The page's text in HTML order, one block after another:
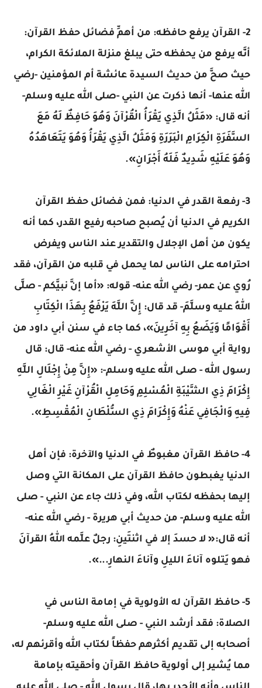
2- القرآن يرفع حافظه: من أهمِّ فضائل حفظ القرآن:
أنَّه يرفع من يحفظه حتى يبلغ منزلة الملائكة الكرام،
حيث صحَّ من حديث السيدة عائشة أم المؤمنين -رضي
الله عنها- أنها ذكرت عن النبي -صلى الله عليه وسلم-
أنه قال: «مَثَلُ الَّذِي يَقْرَأُ الْقُرْآنَ وَهُوَ حَافِظٌ لَهُ مَعَ
السَّفَرَةِ الْكِرَامِ الْبَرَرَةِ وَمَثَلُ الَّذِي يَقْرَأُ وَهُوَ يَتَعَاهَدُهُ
وَهُوَ عَلَيْهِ شَدِيدٌ فَلَهُ أَجْرَانِ».
3- رفعة القدر في الدنيا: فمن فضائل حفظ القرآن
الكريم في الدنيا أن يُصبح صاحبه رفيع القدر، كما أنه
يكون من أهل الإجلال والتقدير عند الناس ويفرض
احترامه على الناس لما يحمل في قلبه من القرآن، فقد
رُوي عن عمر- رضي الله عنه- قوله: «أما إنَّ نبيَّكم - صلَّى
اللهُ عليه وسلَّمَ- قد قال: إِنَّ اللَّهَ يَرْفَعُ بِهَذَا الْكِتَابِ
أَقْوَامًا وَيَضَعُ بِهِ آخَرِينَ»، كما جاء في سنن أبي داود من
رواية أبي موسى الأشعري - رضي الله عنه- قال: قال
رسول الله - صلى الله عليه وسلم-: «إِنَّ مِنْ إِجْلَالِ اللَّهِ
إِكْرَامَ ذِي الشَّيْبَةِ الْمُسْلِمِ وَحَامِلِ الْقُرْآنِ غَيْرِ الْغَالِي
فِيهِ وَالْجَافِي عَنْهُ وَإِكْرَامَ ذِي السُّلْطَانِ الْمُقْسِطِ».
4- حافظ القرآن مغبوطٌ في الدنيا والآخرة: فإن أهل
الدنيا يغبطون حافظ القرآن على المكانة التي وصل
إليها بحفظه لكتاب الله، وفي ذلك جاء عن النبي - صلى
الله عليه وسلم- من حديث أبي هريرة - رضي الله عنه-
أنه قال:« لا حسدَ إلا في اثنتَينِ: رجلٌ علَّمه اللهُ القرآنَ
فهو يَتلوه آناءَ الليلِ وآناءَ النهارِ...».
5- حافظ القرآن له الأولوية في إمامة الناس في
الصلاة: فقد أرشد النبي - صلى الله عليه وسلم-
أصحابه إلى تقديم أكثرهم حفظاً لكتاب الله وأقرئهم له،
مما يُشير إلى أولوية حافظ القرآن وأحقيته بإمامة